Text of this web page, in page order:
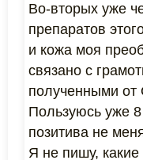
Во-вторых уже
препаратов
и кожа моя
связано с
полученными от
Пользуюсь уже
позитива не
Я не пишу,